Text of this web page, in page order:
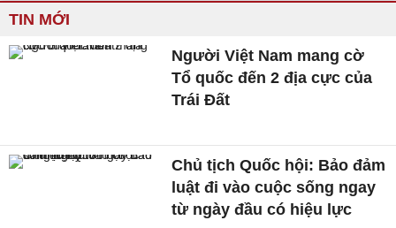
TIN MỚI
Người Việt Nam mang cờ
Tổ quốc đến 2 địa cực của
Trái Đất
Chủ tịch Quốc hội: Bảo đảm
luật đi vào cuộc sống ngay
từ ngày đầu có hiệu lực